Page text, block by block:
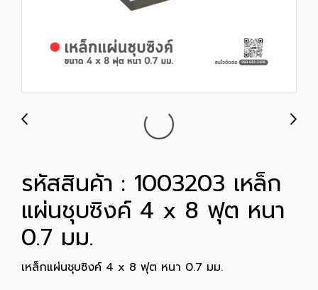
รหัสสินค้า : 1003203 เหล็ก
แผ่นชุบซิงค์ 4 x 8 ฟุต หนา
0.7 มม.
เหล็กแผ่นชุบซิงค์ 4 x 8 ฟุต หนา 0.7 มม.